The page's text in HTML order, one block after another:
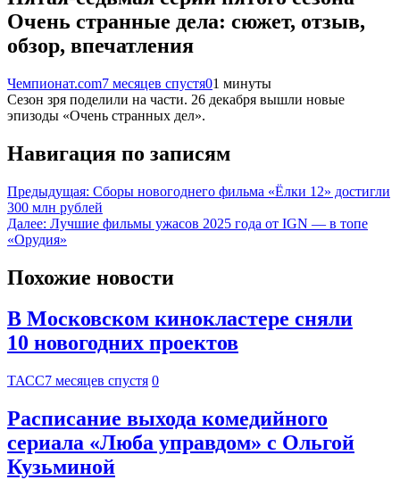
Очень странные дела: сюжет, отзыв,
обзор, впечатления
Чемпионат.com7 месяцев спустя01 минуты
Сезон зря поделили на части. 26 декабря вышли новые
эпизоды «Очень странных дел».
Навигация по записям
Предыдущая: Сборы новогоднего фильма «Ёлки 12» достигли
300 млн рублей
Далее: Лучшие фильмы ужасов 2025 года от IGN — в топе
«Орудия»
Похожие новости
В Московском кинокластере сняли
10 новогодних проектов
ТАСС7 месяцев спустя 0
Расписание выхода комедийного
сериала «Люба управдом» с Ольгой
Кузьминой